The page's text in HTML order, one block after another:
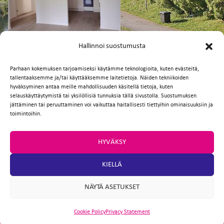
Hallinnoi suostumusta
Parhaan kokemuksen tarjoamiseksi käytämme teknologioita, kuten evästeitä,
tallentaaksemme ja/tai käyttääksemme laitetietoja. Näiden tekniikoiden
hyväksyminen antaa meille mahdollisuuden käsitellä tietoja, kuten
selauskäyttäytymistä tai yksilöllisiä tunnuksia tällä sivustolla. Suostumuksen
jättäminen tai peruuttaminen voi vaikuttaa haitallisesti tiettyihin ominaisuuksiin ja
toimintoihin.
HYVÄKSY
KIELLÄ
NÄYTÄ ASETUKSET
Cookie PolicyPrivacy Statement
Facebook
TwitterEmailWhatsApp